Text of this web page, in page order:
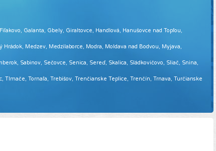
Galanta, Gbely, Giraltovce, Handlová, Hanušovce nad Topľou,
Medzev, Medzilaborce, Modra, Moldava nad Bodvou, Myjava,
Sabinov, Sečovce, Senica, Sereď, Skalica, Sládkovičovo, Sliač, Snina,
Tlmače, Tornaľa, Trebišov, Trenčianske Teplice, Trenčín, Trnava, Turčianske